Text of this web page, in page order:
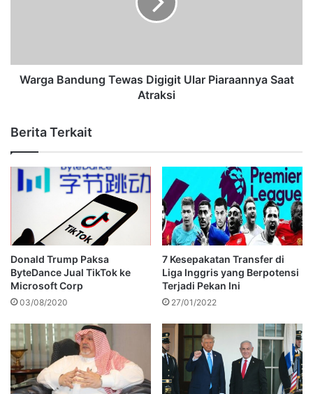
Warga Bandung Tewas Digigit Ular Piaraannya Saat
Atraksi
Berita Terkait
Donald Trump Paksa
ByteDance Jual TikTok ke
Microsoft Corp
03/08/2020
7 Kesepakatan Transfer di
Liga Inggris yang Berpotensi
Terjadi Pekan Ini
27/01/2022